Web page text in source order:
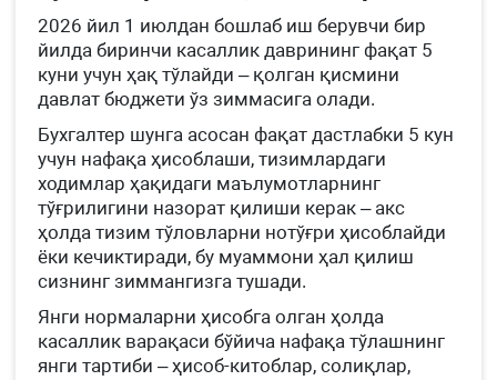
2026 йил 1 июлдан бошлаб иш берувчи бир
йилда биринчи касаллик даврининг фақат 5
куни учун ҳақ тўлайди – қолган қисмини
давлат бюджети ўз зиммасига олади.
Бухгалтер шунга асосан фақат дастлабки 5 кун
учун нафақа ҳисоблаши, тизимлардаги
ходимлар ҳақидаги маълумотларнинг
тўғрилигини назорат қилиши керак – акс
ҳолда тизим тўловларни нотўғри ҳисоблайди
ёки кечиктиради, бу муаммони ҳал қилиш
сизнинг зиммангизга тушади.
Янги нормаларни ҳисобга олган ҳолда
касаллик варақаси бўйича нафақа тўлашнинг
янги тартиби – ҳисоб-китоблар, солиқлар,